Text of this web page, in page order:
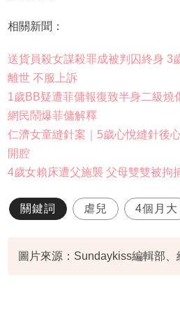
相關新聞：
送貨員殺女謀殺罪成被判囚終身 3
離世 不服上訴
1歲BB疑遭菲傭報復致半身二級燒
網民鬧爆菲傭解釋
仁濟女童縫針案｜5歲心悅縫針後
開腔
4歲女賴床遭父施襲 父母雙雙被拘
關鍵詞 虐兒 4個月大
圖片來源：Sundaykiss編輯部、